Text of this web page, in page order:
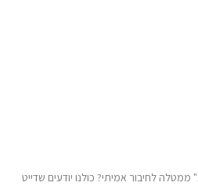
ממטלה לחיבור אמיתי? כולנו יודעים שדייט